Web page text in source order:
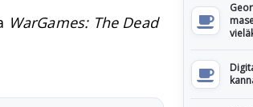
WarGames: The Dead